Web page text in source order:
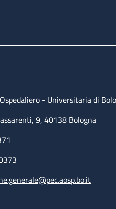
Ospedaliero - Universitaria di
9, 40138 Bologna